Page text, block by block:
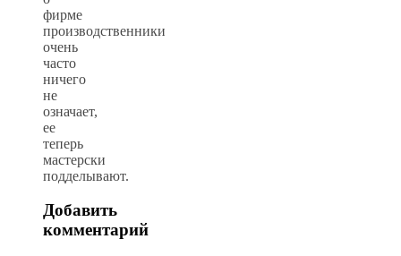
фирме
производственники
очень
часто
ничего
не
означает,
ее
теперь
мастерски
подделывают.
Добавить
комментарий